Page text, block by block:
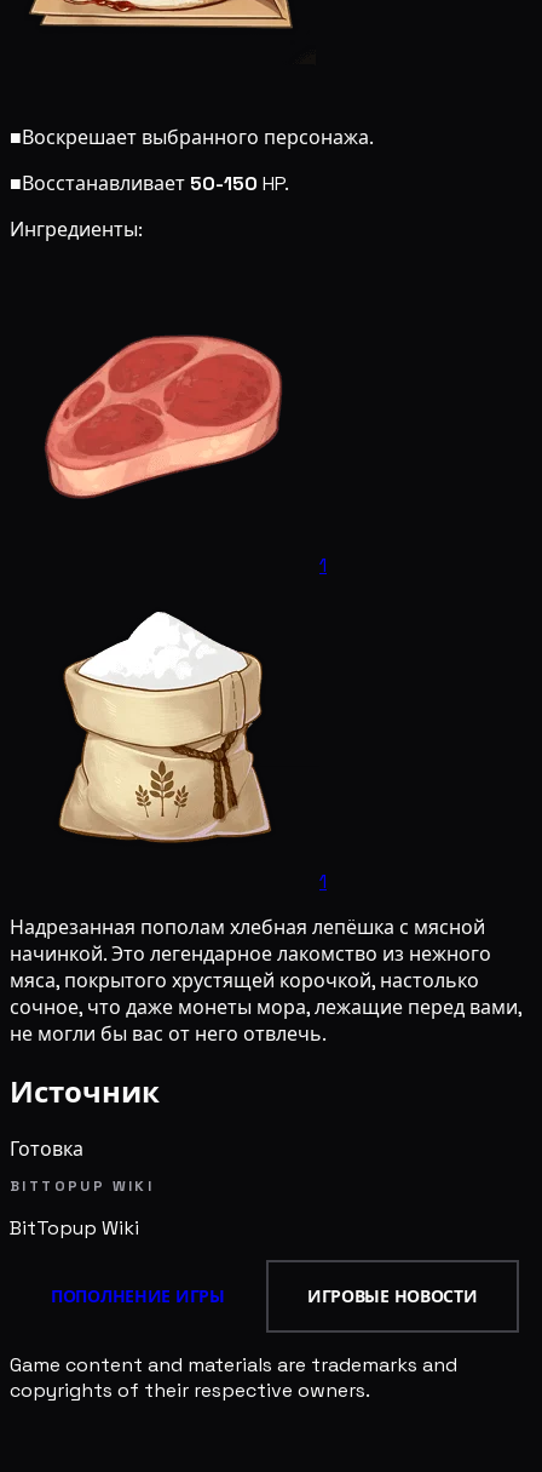
■Воскрешает выбранного персонажа.
■Восстанавливает 50-150 HP.
Ингредиенты:
1
1
Надрезанная пополам хлебная лепёшка с мясной
начинкой. Это легендарное лакомство из нежного
мяса, покрытого хрустящей корочкой, настолько
сочное, что даже монеты мора, лежащие перед вами,
не могли бы вас от него отвлечь.
Источник
Готовка
BITTOPUP WIKI
BitTopup Wiki
ПОПОЛНЕНИЕ ИГРЫ ИГРОВЫЕ НОВОСТИ
Game content and materials are trademarks and
copyrights of their respective owners.